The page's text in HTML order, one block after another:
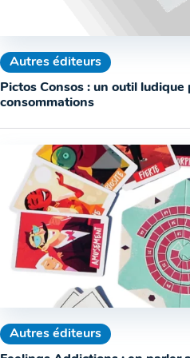
Autres éditeurs
Pictos Consos : un outil
consommations
Autres éditeurs